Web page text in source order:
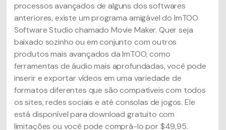
processos avançados de alguns dos softwares
anteriores, existe um programa amigável do ImTOO
Software Studio chamado Movie Maker. Quer seja
baixado sozinho ou em conjunto com outros
produtos mais avançados da ImTOO, como
ferramentas de áudio mais aprofundadas, você pode
inserir e exportar vídeos em uma variedade de
formatos diferentes que são compatíveis com todos
os sites, redes sociais e até consolas de jogos. Ele
está disponível para download gratuito com
limitações ou você pode comprá-lo por $49,95.